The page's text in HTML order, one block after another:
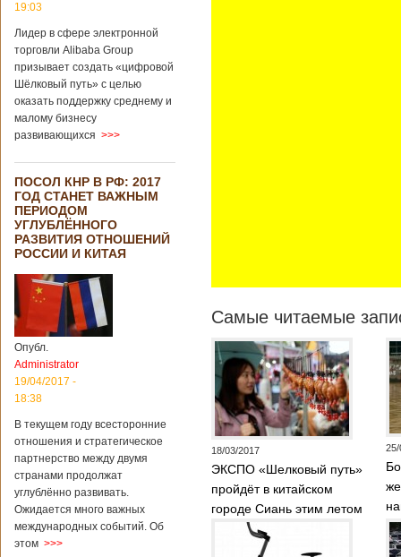
19:03
Лидер в сфере электронной
торговли Alibaba Group
призывает создать «цифровой
Шёлковый путь» с целью
оказать поддержку среднему и
малому бизнесу
развивающихся >>>
ПОСОЛ КНР В РФ: 2017
ГОД СТАНЕТ ВАЖНЫМ
ПЕРИОДОМ
УГЛУБЛЁННОГО
РАЗВИТИЯ ОТНОШЕНИЙ
РОССИИ И КИТАЯ
Опубл.
Administrator
19/04/2017 -
18:38
В текущем году всесторонние
отношения и стратегическое
партнерство между двумя
странами продолжат
углублённо развивать.
Ожидается много важных
международных событий. Об
этом >>>
Самые читаемые
18/03/2017
ЭКСПО «Шелковый путь»
пройдёт в китайском
городе Сиань этим летом
25/